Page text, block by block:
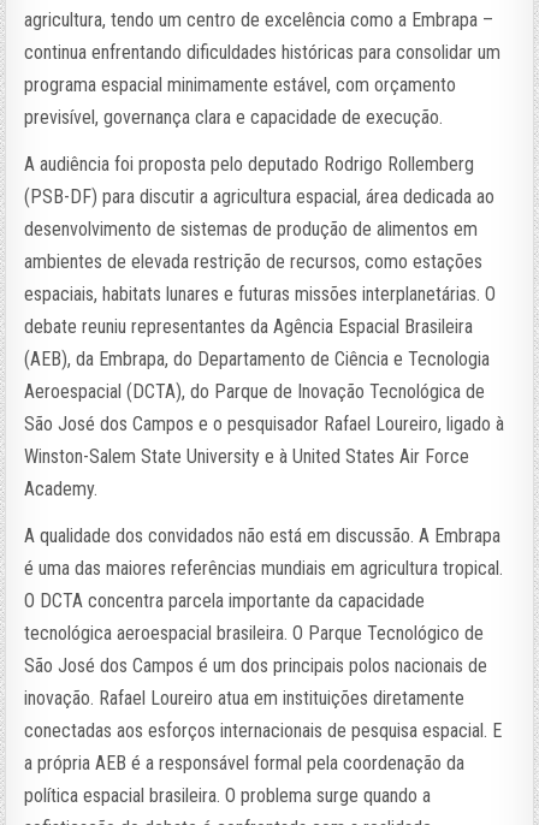
agricultura, tendo um centro de excelência como a Embrapa –
continua enfrentando dificuldades históricas para consolidar um
programa espacial minimamente estável, com orçamento
previsível, governança clara e capacidade de execução.
A audiência foi proposta pelo deputado Rodrigo Rollemberg
(PSB-DF) para discutir a agricultura espacial, área dedicada ao
desenvolvimento de sistemas de produção de alimentos em
ambientes de elevada restrição de recursos, como estações
espaciais, habitats lunares e futuras missões interplanetárias. O
debate reuniu representantes da Agência Espacial Brasileira
(AEB), da Embrapa, do Departamento de Ciência e Tecnologia
Aeroespacial (DCTA), do Parque de Inovação Tecnológica de
São José dos Campos e o pesquisador Rafael Loureiro, ligado à
Winston-Salem State University e à United States Air Force
Academy.
A qualidade dos convidados não está em discussão. A Embrapa
é uma das maiores referências mundiais em agricultura tropical.
O DCTA concentra parcela importante da capacidade
tecnológica aeroespacial brasileira. O Parque Tecnológico de
São José dos Campos é um dos principais polos nacionais de
inovação. Rafael Loureiro atua em instituições diretamente
conectadas aos esforços internacionais de pesquisa espacial. E
a própria AEB é a responsável formal pela coordenação da
política espacial brasileira. O problema surge quando a